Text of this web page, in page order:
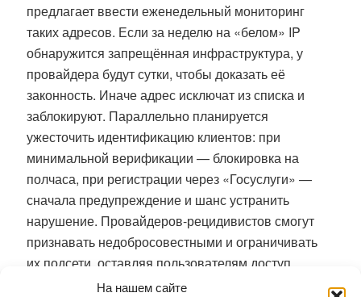
На нашем сайте
предлагает ввести еженедельный мониторинг
таких адресов. Если за неделю на «белом» IP
обнаружится запрещённая инфраструктура, у
провайдера будут сутки, чтобы доказать её
законность. Иначе адрес исключат из списка и
заблокируют. Параллельно планируется
ужесточить идентификацию клиентов: при
минимальной верификации — блокировка на
полчаса, при регистрации через «Госуслуги» —
сначала предупреждение и шанс устранить
нарушение. Провайдеров-рецидивистов смогут
признавать недобросовестными и ограничивать
их подсети, оставляя пользователям доступ
только к одобренным сайтам.